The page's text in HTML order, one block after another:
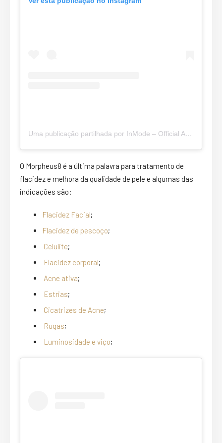
Uma publicação partilhada por InMode – Official Account (@inmodeaesthetics)
O Morpheus8 é a última palavra para tratamento de
flacidez e melhora da qualidade de pele e algumas das
indicações são:
Flacidez Facial;
Flacidez de pescoço;
Celulite;
Flacidez corporal;
Acne ativa;
Estrias;
Cicatrizes de Acne;
Rugas;
Luminosidade e viço;